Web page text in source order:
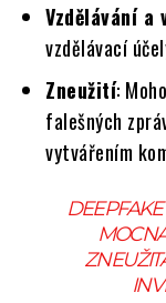
Vzdělávání a
vzdělávací
Zneužití:
falešných
vytvářením